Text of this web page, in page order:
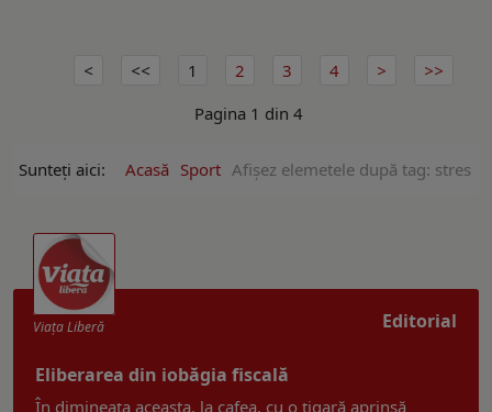
1 2 3
4
Pagina 1 din 4
Sunteți aici: Acasă Sport Afişez elemetele după tag: stres
Editorial
Viaţa Liberă
Eliberarea din iobăgia fiscală
În dimineața aceasta, la cafea, cu o țigară aprinsă